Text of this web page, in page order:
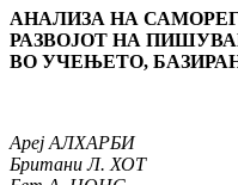
АНАЛИЗА НА
РАЗВОЈОТ НА
ВО УЧЕЊЕТО,
Ареј АЛХАРБИ
Британи Л. ХОТ